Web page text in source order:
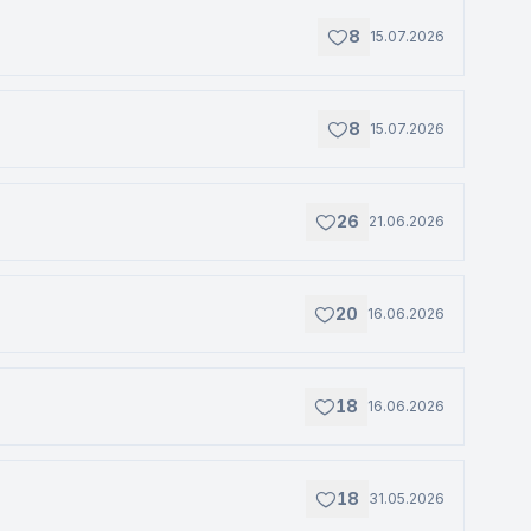
8 15.07.2026
8 15.07.2026
26 21.06.2026
20 16.06.2026
18 16.06.2026
18 31.05.2026